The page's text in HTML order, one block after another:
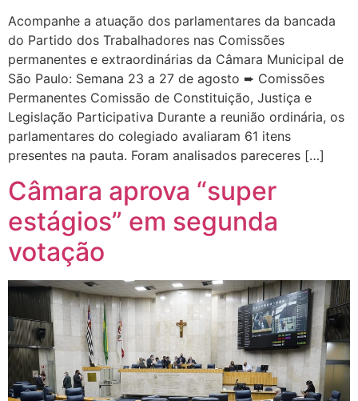
Acompanhe a atuação dos parlamentares da bancada
do Partido dos Trabalhadores nas Comissões
permanentes e extraordinárias da Câmara Municipal de
São Paulo: Semana 23 a 27 de agosto ➨ Comissões
Permanentes Comissão de Constituição, Justiça e
Legislação Participativa Durante a reunião ordinária, os
parlamentares do colegiado avaliaram 61 itens
presentes na pauta. Foram analisados pareceres […]
Câmara aprova “super
estágios” em segunda
votação